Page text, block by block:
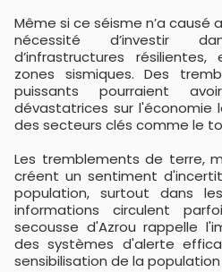
Même si ce séisme n’a causé
nécessité d’investir
d’infrastructures
zones sismiques. Des
puissants pourraient
dévastatrices sur l'économie
des secteurs clés comme le
Les tremblements de terre,
créent un sentiment
population, surtout dans
informations circulent
secousse d'Azrou rappelle
des systèmes d'alerte
sensibilisation de la